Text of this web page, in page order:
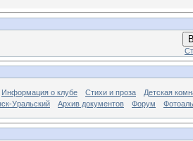
Информация о клубе Стихи и проза
Детская
Уральский
Архив документов Форум